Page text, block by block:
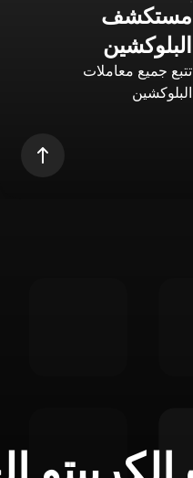
مستكشف
البلوكشين
تتبع جميع معاملات
البلوكشين